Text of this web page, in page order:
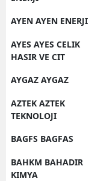
AYEN AYEN ENERJI
AYES AYES CELIK
HASIR VE CIT
AYGAZ AYGAZ
AZTEK AZTEK
TEKNOLOJI
BAGFS BAGFAS
BAHKM BAHADIR
KIMYA